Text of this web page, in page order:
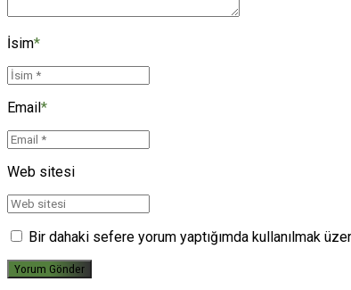
İsim*
Email*
Web sitesi
Bir dahaki sefere yorum yaptığımda kullanılmak
Yorum Gönder